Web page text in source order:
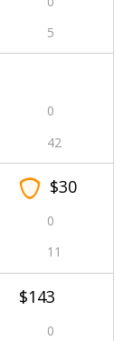
5
0
42
$30
0
11
$143
0